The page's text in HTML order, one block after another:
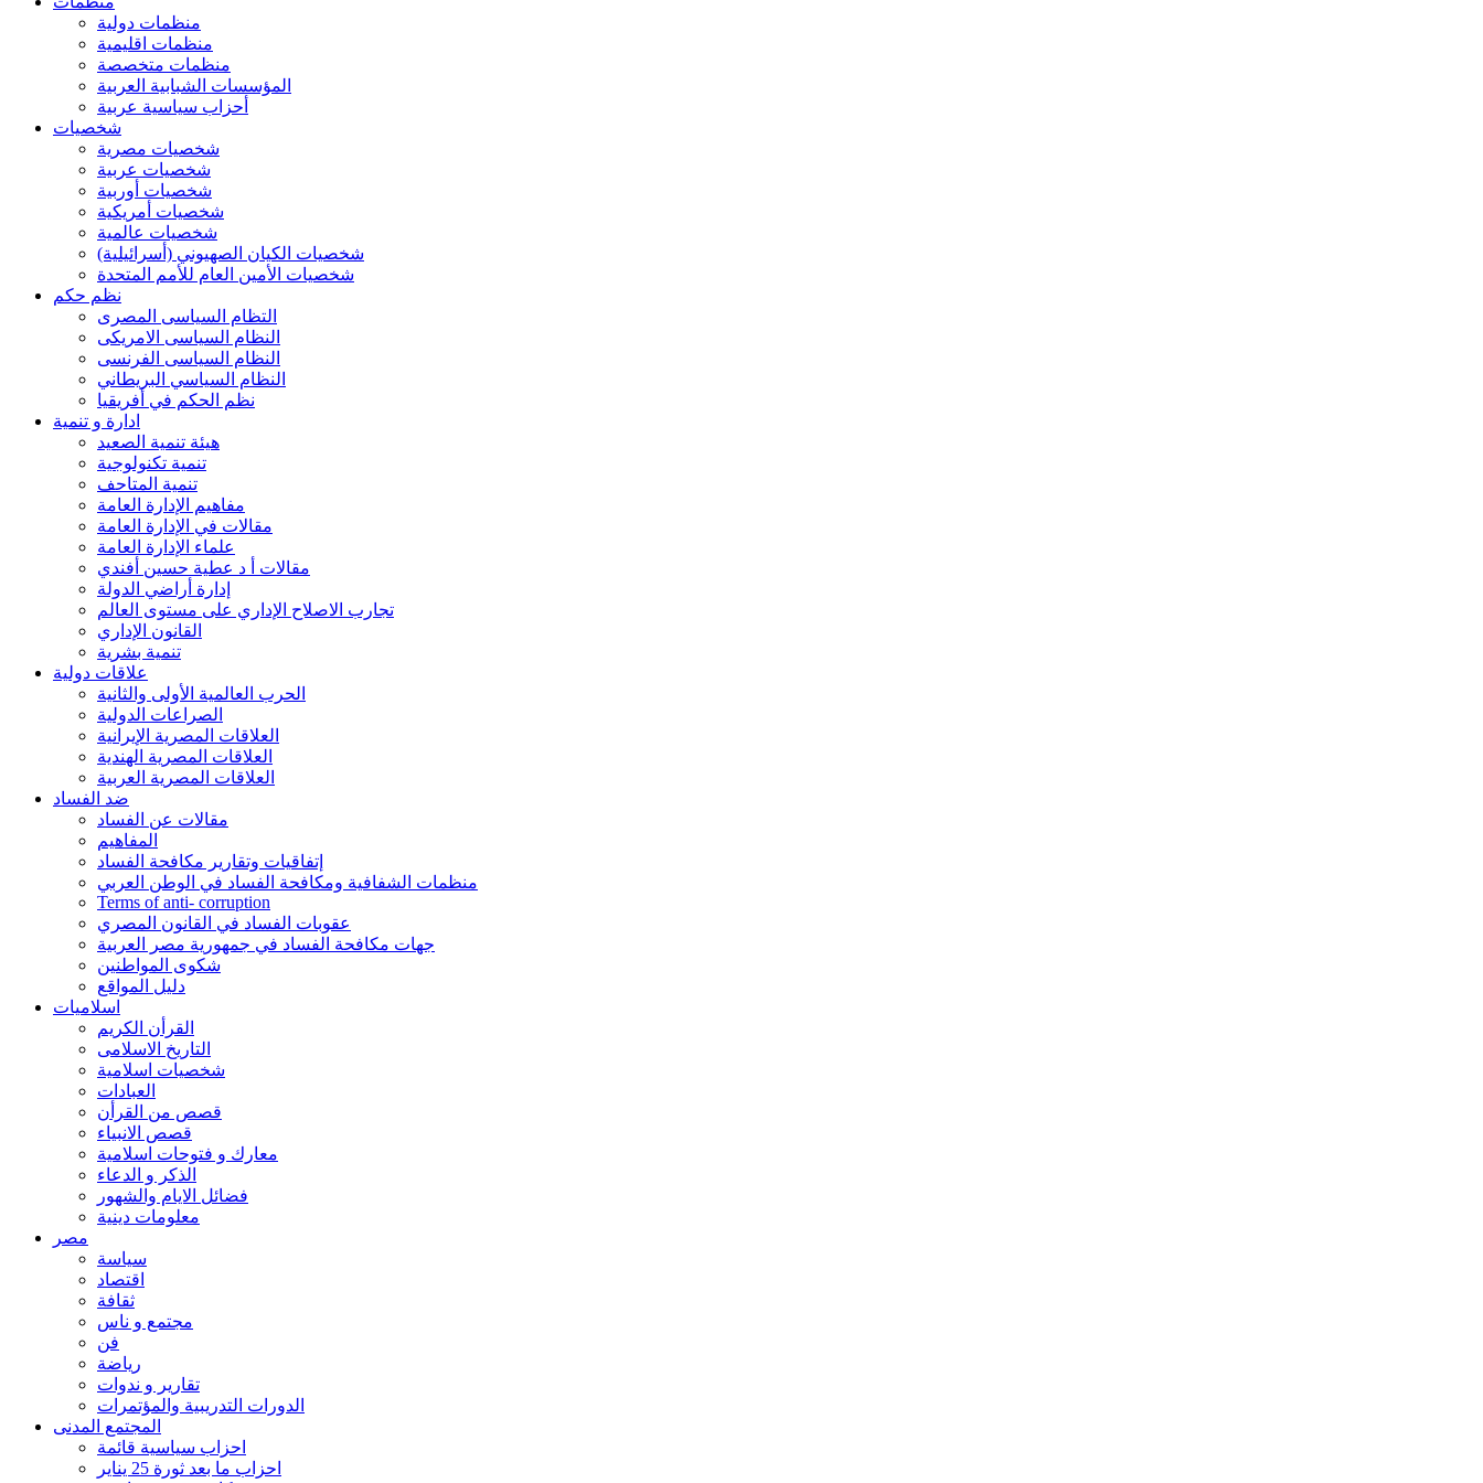
منظمات دولية
منظمات اقليمية
منظمات متخصصة
المؤسسات الشبابية العربية
أحزاب سياسية عربية
شخصيات
شخصيات مصرية
شخصيات عربية
شخصيات أوربية
شخصيات أمريكية
شخصيات عالمية
شخصيات الكيان الصهيوني (أسرائيلية)
شخصيات الأمين العام للأمم المتحدة
نظم حكم
التظام السياسى المصرى
النظام السياسى الامريكى
النظام السياسى الفرنسى
النظام السياسي البريطاني
نظم الحكم في أفريقيا
ادارة و تنمية
هيئة تنمية الصعيد
تنمية تكنولوجية
تنمية المتاحف
مفاهيم الإدارة العامة
مقالات في الإدارة العامة
علماء الإدارة العامة
مقالات أ د عطية حسين أفندي
إدارة أراضي الدولة
تجارب الاصلاح الإداري على مستوى العالم
القانون الإداري
تنمية بشرية
علاقات دولية
الحرب العالمية الأولى والثانية
الصراعات الدولية
العلاقات المصرية الإيرانية
العلاقات المصرية الهندية
العلاقات المصرية العربية
ضد الفساد
مقالات عن الفساد
المفاهيم
إتفاقيات وتقارير مكافحة الفساد
منظمات الشفافية ومكافحة الفساد في الوطن العربي
Terms of anti- corruption
عقوبات الفساد في القانون المصري
جهات مكافحة الفساد في جمهورية مصر العربية
شكوى المواطنين
دليل المواقع
اسلاميات
القرأن الكريم
التاريخ الاسلامى
شخصيات اسلامية
العبادات
قصص من القرأن
قصص الانبياء
معارك و فتوحات اسلامية
الذكر و الدعاء
فضائل الايام والشهور
معلومات دينية
مصر
سياسة
اقتصاد
ثقافة
مجتمع و ناس
فن
رياضة
تقارير و ندوات
الدورات التدريبية والمؤتمرات
المجتمع المدنى
احزاب سياسية قائمة
احزاب ما بعد ثورة 25 يناير